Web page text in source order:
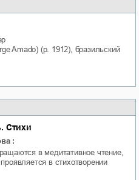
Amado) (р. 1912), бразильский
Стихи
:
в медитативное чтение,
в стихотворении